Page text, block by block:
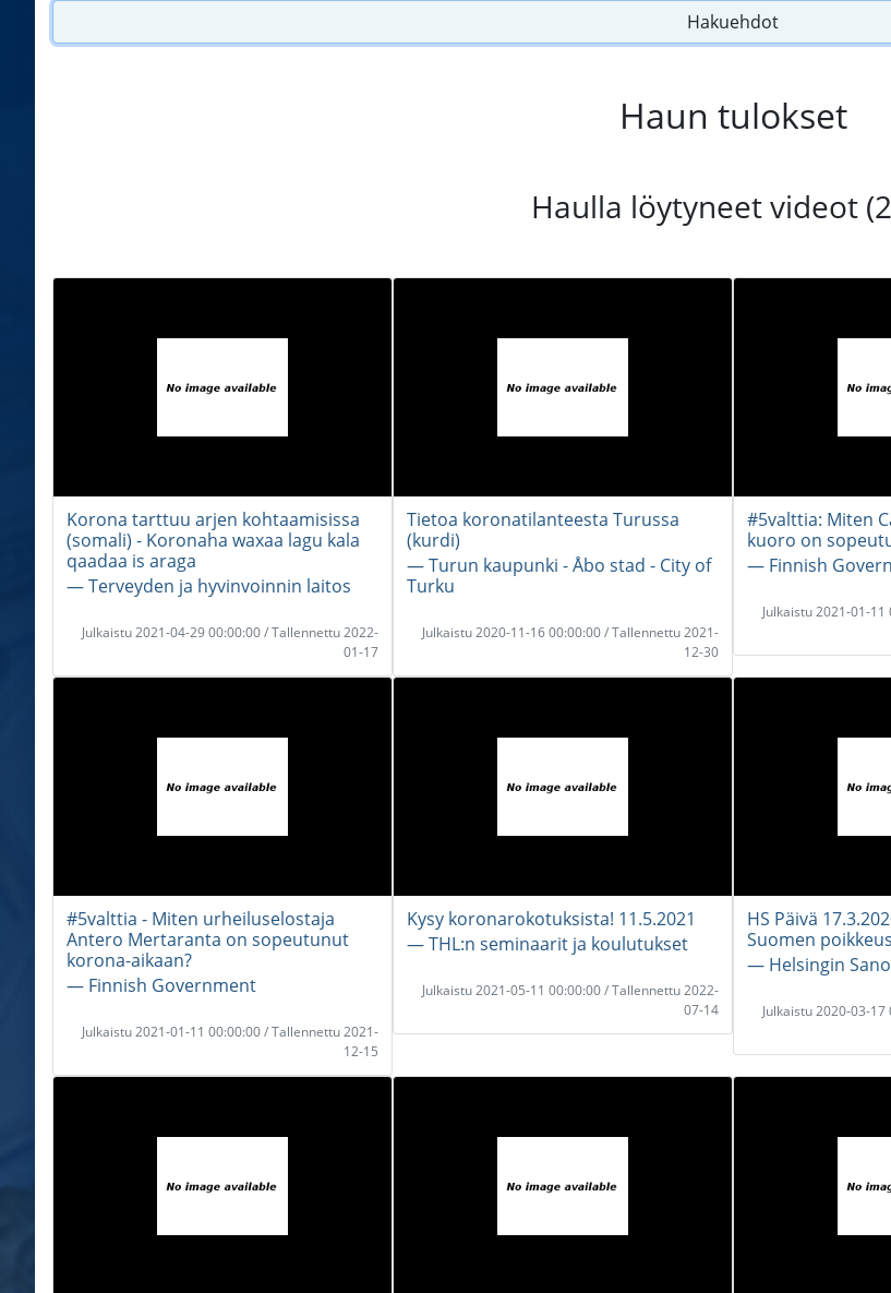
Hakuehdot
Haun tulokset
Haulla löytyneet videot
Korona tarttuu arjen kohtaamisissa
(somali) - Koronaha waxaa lagu kala
qaadaa is araga
― Terveyden ja hyvinvoinnin laitos
Julkaistu 2021-04-29 00:00:00 / Tallennettu 2022-
01-17
Tietoa koronatilanteesta Turussa
(kurdi)
― Turun kaupunki - Åbo stad - City of
Turku
Julkaistu 2020-11-16 00:00:00 / Tallennettu 2021-
12-30
#5valttia: Miten
kuoro on
― Finnish
Julkaistu 2021-01-
#5valttia - Miten urheiluselostaja
Antero Mertaranta on sopeutunut
korona-aikaan?
― Finnish Government
Julkaistu 2021-01-11 00:00:00 / Tallennettu 2021-
12-15
Kysy koronarokotuksista! 11.5.2021
― THL:n seminaarit ja koulutukset
Julkaistu 2021-05-11 00:00:00 / Tallennettu 2022-
07-14
HS Päivä
Suomen
― Helsingin
Julkaistu 2020-03-